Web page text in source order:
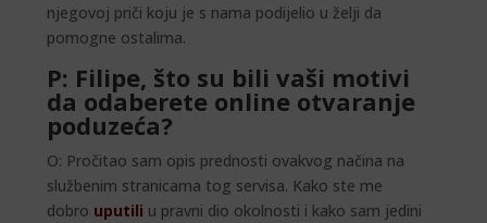
njegovoj priči koju je s nama podijelio u želji da
pomogne ostalima.
P: Filipe, što su bili vaši motivi
da odaberete online otvaranje
poduzeća?
O: Pročitao sam opis prednosti ovakvog načina na
službenim stranicama tog servisa. Kako ste me
dobro uputili u pravni dio okolnosti i kako sam jedini